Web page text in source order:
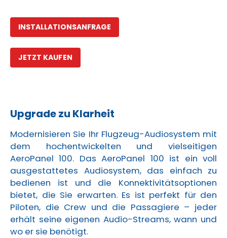
INSTALLATIONSANFRAGE
JETZT KAUFEN
Upgrade zu Klarheit
Modernisieren Sie Ihr Flugzeug-Audiosystem mit
dem hochentwickelten und vielseitigen
AeroPanel 100. Das AeroPanel 100 ist ein voll
ausgestattetes Audiosystem, das einfach zu
bedienen ist und die Konnektivitätsoptionen
bietet, die Sie erwarten. Es ist perfekt für den
Piloten, die Crew und die Passagiere – jeder
erhält seine eigenen Audio-Streams, wann und
wo er sie benötigt.